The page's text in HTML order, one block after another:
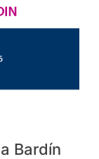
Bardín